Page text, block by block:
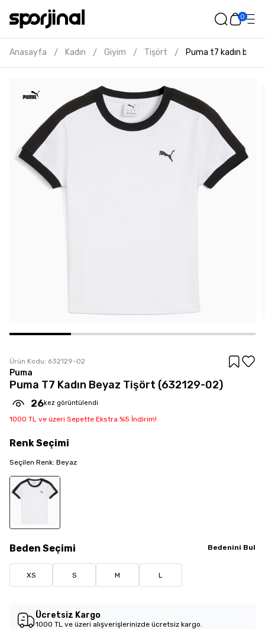
0
Anasayfa / Kadın / Giyim / Tişört / Puma t7 kadın
Ürün Kodu: 632129-02
Puma
Puma T7 Kadın Beyaz Tişört (632129-02)
26kez görüntülendi
1000 TL ve üzeri Sepette Ekstra %5 İndirim!
Beden Seçimi Bedenini Bul
XS S M L
RenkSeçimi
Seçilen Renk: Beyaz
Ücretsiz Kargo
1000 TL ve üzeri alışverişlerinizde ücretsiz kargo.